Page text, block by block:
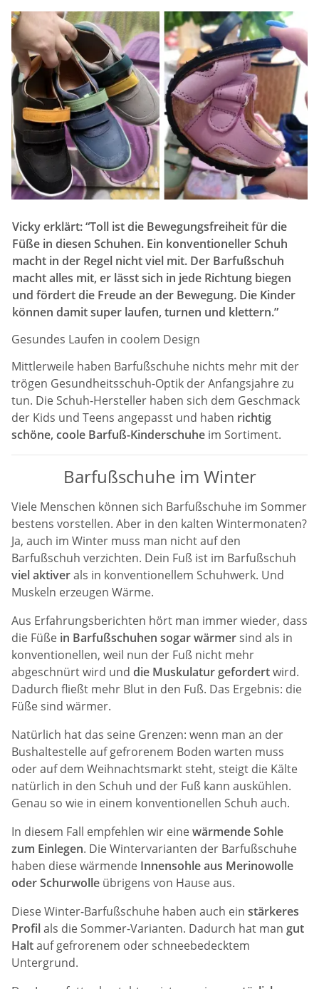
Vicky erklärt: “Toll ist die Bewegungsfreiheit für die
Füße in diesen Schuhen. Ein konventioneller Schuh
macht in der Regel nicht viel mit. Der Barfußschuh
macht alles mit, er lässt sich in jede Richtung biegen
und fördert die Freude an der Bewegung. Die Kinder
können damit super laufen, turnen und klettern.”
Gesundes Laufen in coolem Design
Mittlerweile haben Barfußschuhe nichts mehr mit der
trögen Gesundheitsschuh-Optik der Anfangsjahre zu
tun. Die Schuh-Hersteller haben sich dem Geschmack
der Kids und Teens angepasst und haben richtig
schöne, coole Barfuß-Kinderschuhe im Sortiment.
Barfußschuhe im Winter
Viele Menschen können sich Barfußschuhe im Sommer
bestens vorstellen. Aber in den kalten Wintermonaten?
Ja, auch im Winter muss man nicht auf den
Barfußschuh verzichten. Dein Fuß ist im Barfußschuh
viel aktiverals in konventionellem Schuhwerk. Und
Muskeln erzeugen Wärme.
Aus Erfahrungsberichten hört man immer wieder, dass
die Füße in Barfußschuhen sogar wärmer sind als in
konventionellen, weil nun der Fuß nicht mehr
abgeschnürt wird und die Muskulatur gefordertwird.
Dadurch fließt mehr Blut in den Fuß. Das Ergebnis: die
Füße sind wärmer.
Natürlich hat das seine Grenzen: wenn man an der
Bushaltestelle auf gefrorenem Boden warten muss
oder auf dem Weihnachtsmarkt steht, steigt die Kälte
natürlich in den Schuh und der Fuß kann auskühlen.
Genau so wie in einem konventionellen Schuh auch.
In diesem Fall empfehlen wir einewärmende Sohle
zum Einlegen. Die Wintervarianten der Barfußschuhe
haben diese wärmende Innensohle aus Merinowolle
oder Schurwolle übrigens von Hause aus.
Diese Winter-Barfußschuhe haben auch ein stärkeres
Profilals die Sommer-Varianten. Dadurch hat man gut
Haltauf gefrorenem oder schneebedecktem
Untergrund.